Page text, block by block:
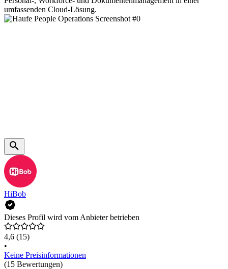
umfassenden Cloud-Lösung.
HiBob
Dieses Profil wird vom Anbieter betrieben
4,6 (15)
•
Keine Preisinformationen
(15 Bewertungen)